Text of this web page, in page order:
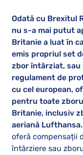
Odată cu Brexitul
nu s-a mai putut
Britanie a luat în
emis propriul set
zbor întârziat, sau
regulament de
cu cel european,
pentru toate
Britanie, inclusiv
aeriană Lufthansa.
oferă compensații
întârziere sau